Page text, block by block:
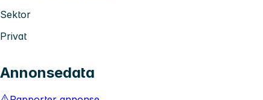
Sektor
Privat
Annonsedata